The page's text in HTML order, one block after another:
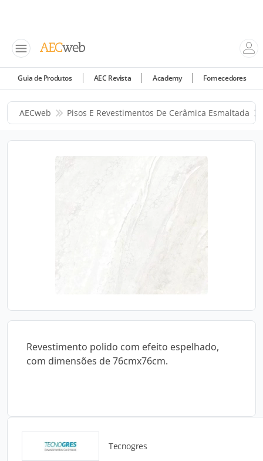
Guia de Produtos AEC Revista Academy Fornecedores
AECweb Pisos E Revestimentos De Cerâmica Esmaltada
Revestimento polido com efeito espelhado,
com dimensões de 76cmx76cm.
Tecnogres
Catálogos para Download